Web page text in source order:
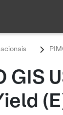
GIS